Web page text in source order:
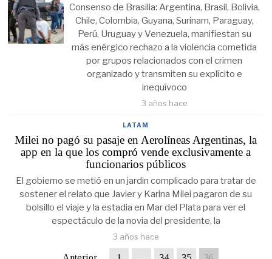
Consenso de Brasilia: Argentina, Brasil, Bolivia,
Chile, Colombia, Guyana, Surinam, Paraguay,
Perú, Uruguay y Venezuela, manifiestan su
más enérgico rechazo a la violencia cometida
por grupos relacionados con el crimen
organizado y transmiten su explícito e
inequívoco
3 años hace
LATAM
Milei no pagó su pasaje en Aerolíneas Argentinas, la
app en la que los compró vende exclusivamente a
funcionarios públicos
El gobierno se metió en un jardin complicado para tratar de
sostener el relato que Javier y Karina Milei pagaron de su
bolsillo el viaje y la estadia en Mar del Plata para ver el
espectáculo de la novia del presidente, la
3 años hace